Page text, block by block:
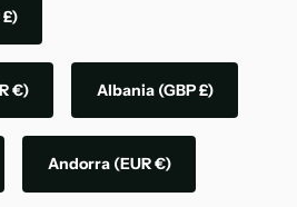
£)
€) Albania (GBP £)
Andorra (EUR €)